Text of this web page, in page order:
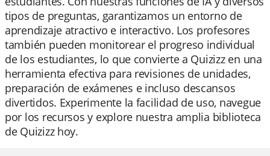
tipos de preguntas, garantizamos un entorno de
aprendizaje atractivo e interactivo. Los profesores
también pueden monitorear el progreso individual
de los estudiantes, lo que convierte a Quizizz en una
herramienta efectiva para revisiones de unidades,
preparación de exámenes e incluso descansos
divertidos. Experimente la facilidad de uso, navegue
por los recursos y explore nuestra amplia biblioteca
de Quizizz hoy.